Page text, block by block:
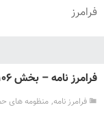
فرامرز
فرامرز نامه – بخش ۱۰۶ – بخشیدن کیخسرو ، رای هندی را به فرامرز
فرامرز نامه, منظومه های